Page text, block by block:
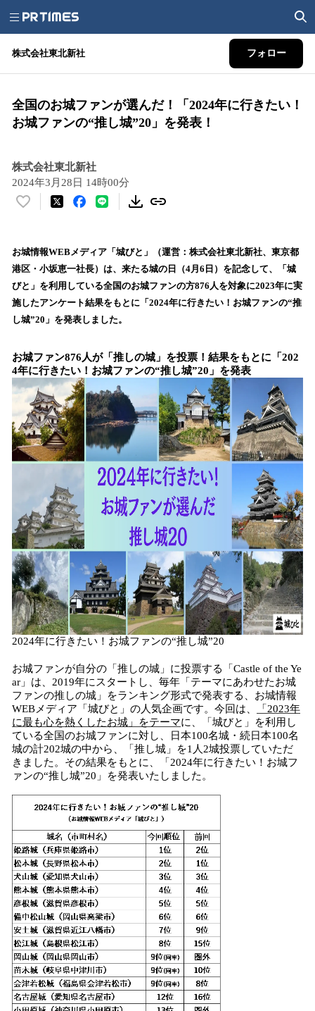
株式会社東北新社 フォロー
全国のお城ファンが選んだ！「2024年に行きたい！
お城ファンの“推し城”20」を発表！
株式会社東北新社
2024年3月28日 14時00分
い
！
数
を
読
み
込
中
で
す
お城情報WEBメディア「城びと」（運営：株式会社東北新社、東京都
港区・小坂恵一社長）は、来たる城の日（4月6日）を記念して、「城
びと」を利用している全国のお城ファンの方876人を対象に2023年に実
施したアンケート結果をもとに「2024年に行きたい！お城ファンの“推
し城”20」を発表しました。
お城ファン876人が「推しの城」を投票！結果をもとに「202
4年に行きたい！お城ファンの“推し城”20」を発表
2024年に行きたい！お城ファンの“推し城”20
お城ファンが自分の「推しの城」に投票する「Castle of the Ye
ar」は、2019年にスタートし、毎年「テーマにあわせたお城
ファンの推しの城」をランキング形式で発表する、お城情報
WEBメディア「城びと」の人気企画です。今回は、
「2023年
に最も心を熱くしたお城」をテーマに、「城びと」を利用し
ている全国のお城ファンに対し、日本100名城・続日本100名
城の計202城の中から、「推し城」を1人2城投票していただ
きました。その結果をもとに、「2024年に行きたい！お城フ
ァンの“推し城”20」を発表いたしました。